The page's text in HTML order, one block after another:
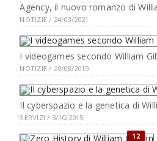
Agency, il nuovo romanzo di
NOTIZIE / 24/03/2021
I videogames secondo William
NOTIZIE / 20/08/2019
Il cyberspazio e la genetica di
SERVIZI / 3/10/2015
12